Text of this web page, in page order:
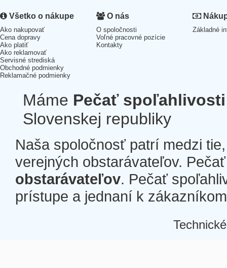
Všetko o nákupe
Ako nakupovať
Cena dopravy
Ako platiť
Ako reklamovať
Servisné strediská
Obchodné podmienky
Reklamačné podmienky
O nás
O spoločnosti
Voľné pracovné pozície
Kontakty
Základné
Máme Pečať spoľahlivosti
Slovenskej republiky
Naša spoločnosť patrí medzi
verejných obstarávateľov.
obstarávateľov. Pečať
prístupe a jednaní k